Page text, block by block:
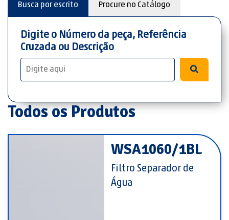
Busca por escrito Procure no Catálogo
Digite o Número da peça, Referência
Cruzada ou Descrição
Todos os Produtos
WSA1060/1BL
Filtro Separador de
Água